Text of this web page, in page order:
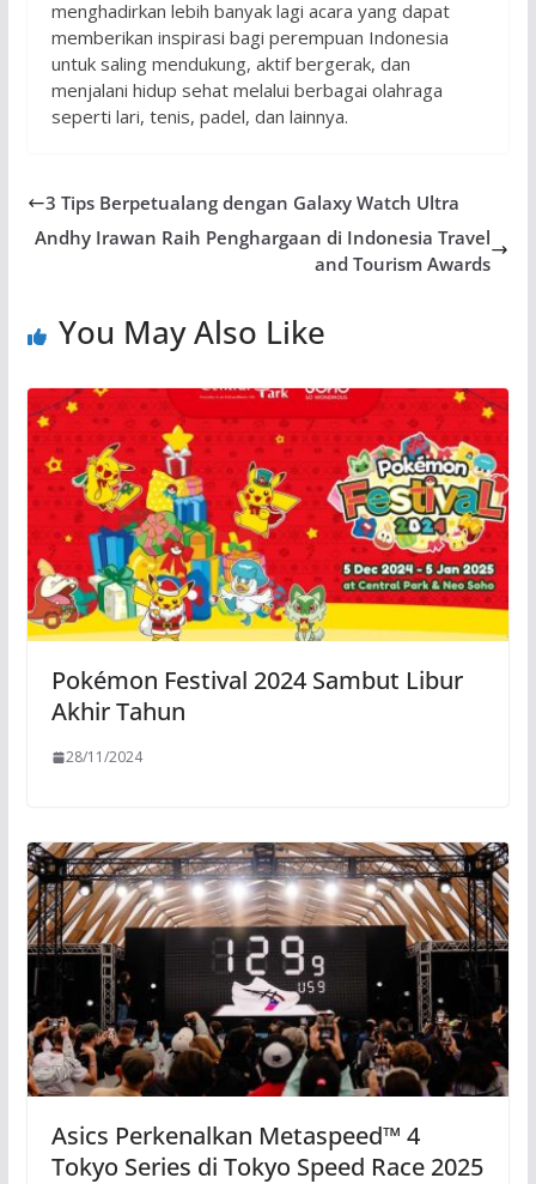
menghadirkan lebih banyak lagi acara yang dapat
memberikan inspirasi bagi perempuan Indonesia
untuk saling mendukung, aktif bergerak, dan
menjalani hidup sehat melalui berbagai olahraga
seperti lari, tenis, padel, dan lainnya.
3 Tips Berpetualang dengan Galaxy Watch Ultra
Andhy Irawan Raih Penghargaan di Indonesia Travel
and Tourism Awards
You May Also Like
Pokémon Festival 2024 Sambut Libur
Akhir Tahun
28/11/2024
Asics Perkenalkan Metaspeed™ 4
Tokyo Series di Tokyo Speed Race 2025